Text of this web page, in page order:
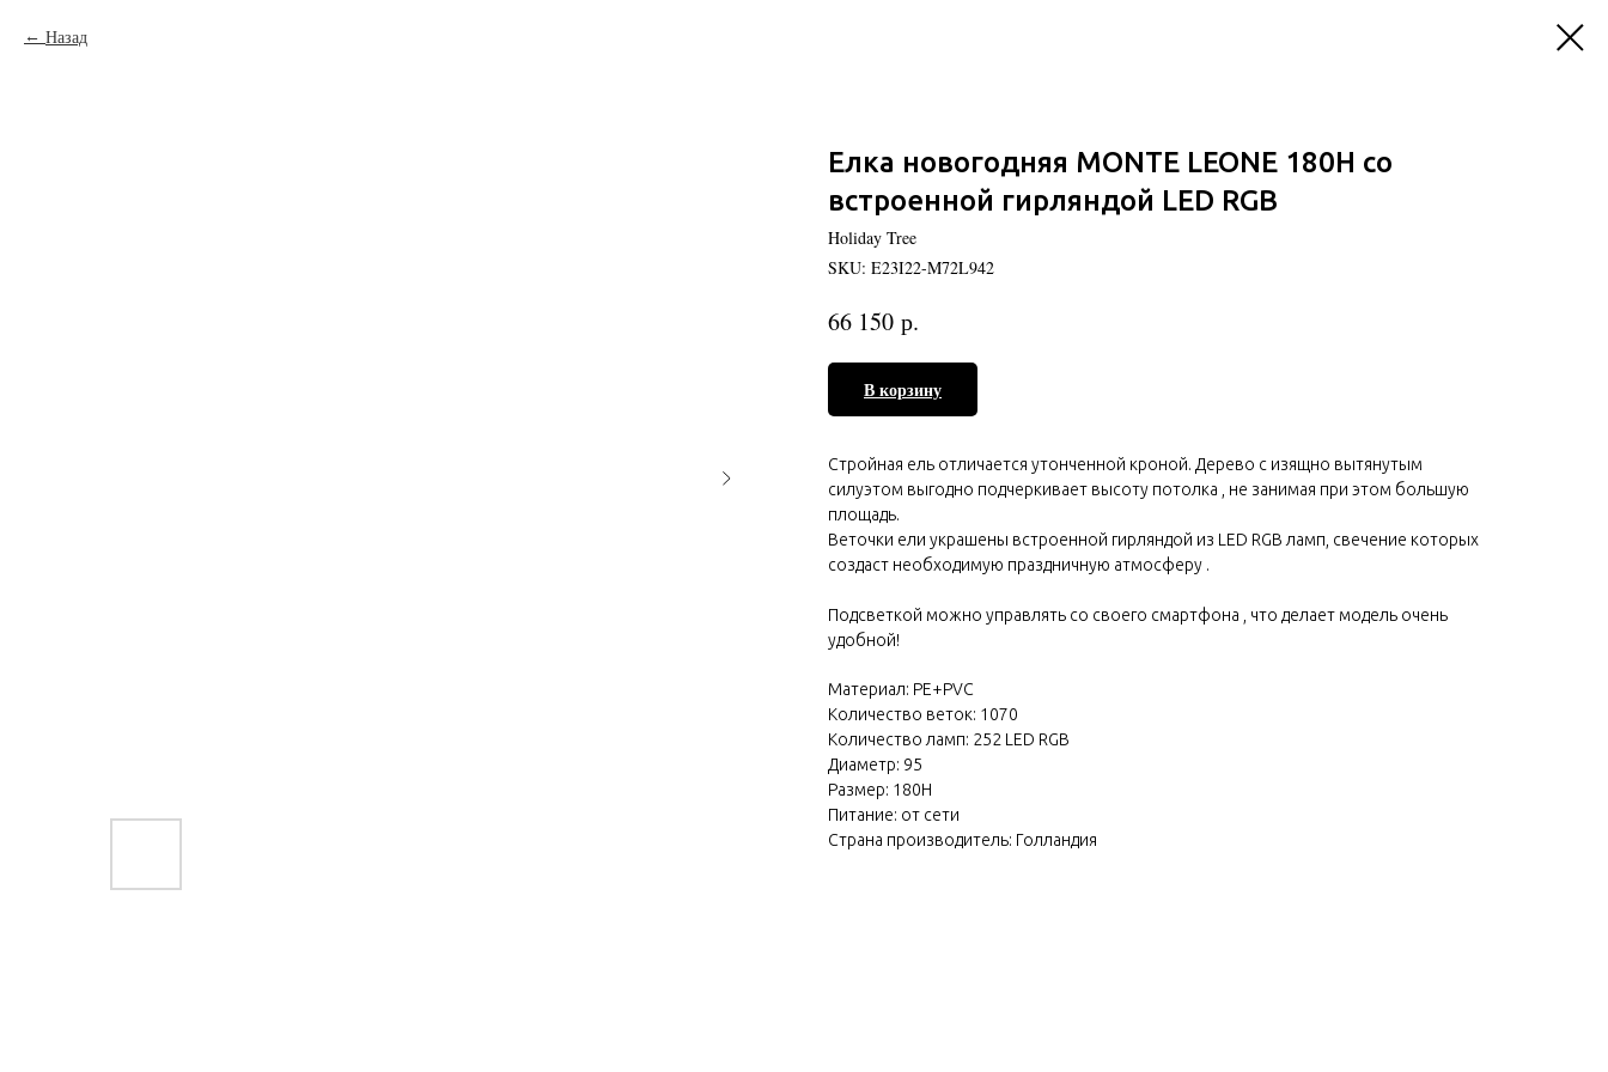
Назад
Елка новогодняя MONTE LEONE 180Н со
встроенной гирляндой LED RGB
Holiday Tree
SKU: E23I22-M72L942
66 150 р.
В корзину
Стройная ель отличается утонченной кроной. Дерево с изящно вытянутым
силуэтом выгодно подчеркивает высоту потолка , не занимая при этом большую
площадь.
Веточки ели украшены встроенной гирляндой из LED RGB ламп, свечение которых
создаст необходимую праздничную атмосферу .
Подсветкой можно управлять со своего смартфона , что делает модель очень
удобной!
Материал: PE+PVC
Количество веток: 1070
Количество ламп: 252 LED RGB
Диаметр: 95
Размер: 180H
Питание: от сети
Страна производитель: Голландия